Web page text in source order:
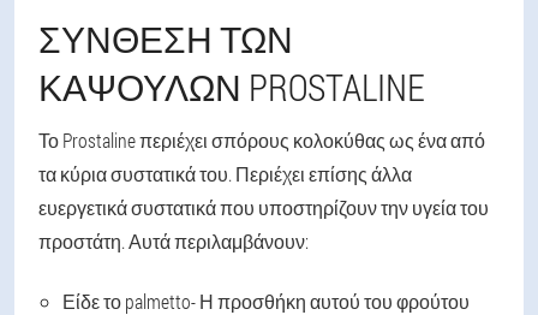
ΣΎΝΘΕΣΗ ΤΩΝ
ΚΑΨΟΥΛΏΝ PROSTALINE
Το Prostaline περιέχει σπόρους κολοκύθας ως ένα από
τα κύρια συστατικά του. Περιέχει επίσης άλλα
ευεργετικά συστατικά που υποστηρίζουν την υγεία του
προστάτη. Αυτά περιλαμβάνουν:
Είδε το palmetto- Η προσθήκη αυτού του φρούτου